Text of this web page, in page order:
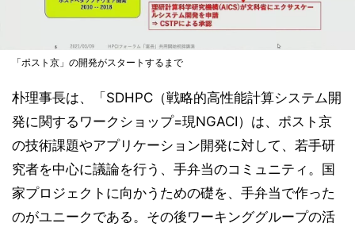
「ポスト京」の開発がスタートするまで
朴理事長は、「SDHPC（戦略的高性能計算システム開
発に関するワークショップ=現NGACI）は、ポスト京
の技術課題やアプリケーション開発に対して、若手研
究者を中心に議論を行う、手弁当のコミュニティ。国
家プロジェクトに向かうための礎を、手弁当で作った
のがユニークである。その後ワーキンググループの活